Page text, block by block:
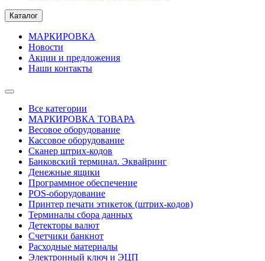
Каталог
МАРКИРОВКА
Новости
Акции и предложения
Наши контакты
Все категории
МАРКИРОВКА ТОВАРА
Весовое оборудование
Кассовое оборудование
Сканер штрих-кодов
Банковский терминал. Эквайринг
Денежные ящики
Программное обеспечение
POS-оборудование
Принтер печати этикеток (штрих-кодов)
Терминалы сбора данных
Детекторы валют
Счетчики банкнот
Расходные материалы
Электронный ключ и ЭЦП